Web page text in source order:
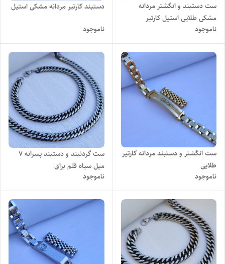
ست دستبند و انگشتر مردانه
مشکی طلایی استیل کارتیر
ناموجود
دستبند کارتیر مردانه مشکی استیل
ناموجود
ست انگشتر و دستبند مردانه کارتیر
طلایی
ناموجود
ست گردنبند و دستبند پسرانه ۷
میل سیاه قلم براق
ناموجود